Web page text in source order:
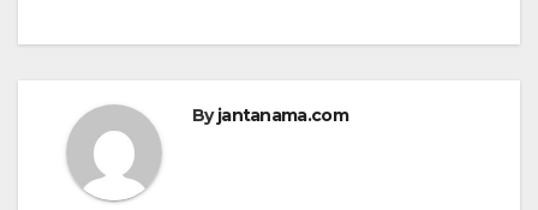
Byjantanama.com